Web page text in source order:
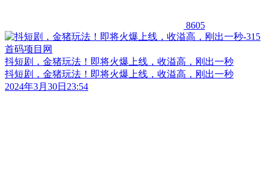
8605
抖短剧，金猪玩法！即将火爆上线，收溢高，刚出一秒
抖短剧，金猪玩法！即将火爆上线，收溢高，刚出一秒
2024年3月30日23:54